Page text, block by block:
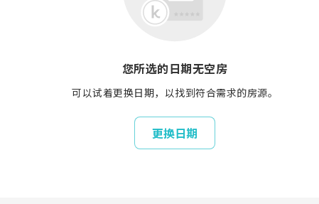
您所选的日期无空房
可以试着更换日期，以找到符合需求的房源。
更换日期